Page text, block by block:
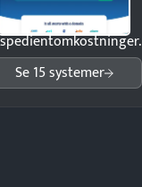
Se 15 systemer